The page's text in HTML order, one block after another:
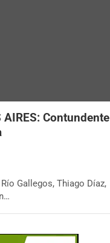
AIRES: Contundente
Gallegos, Thiago Díaz,